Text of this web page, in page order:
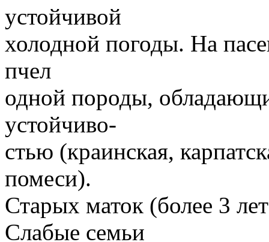
устойчивой
холодной погоды. На
пчел
одной породы,
устойчиво-
стью (краинская,
помеси).
Старых маток (более 3
Слабые семьи